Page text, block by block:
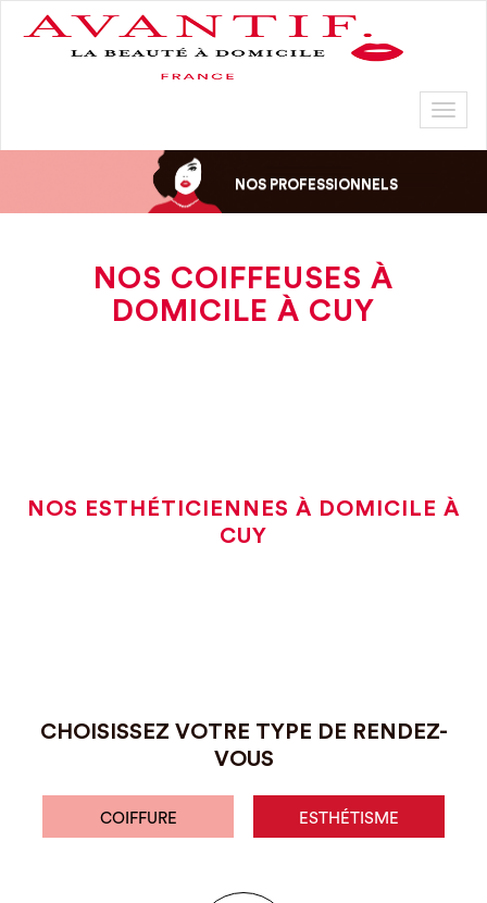
NOS PROFESSIONNELS
NOS COIFFEUSES À
DOMICILE À CUY
NOS ESTHÉTICIENNES À DOMICILE À
CUY
CHOISISSEZ VOTRE TYPE DE RENDEZ-
VOUS
COIFFURE ESTHÉTISME